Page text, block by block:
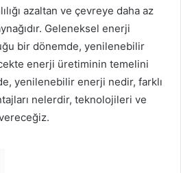
azaltan ve çevreye daha az
Geleneksel enerji
bir dönemde, yenilenebilir
enerji üretiminin temelini
yenilenebilir enerji nedir, farklı
nelerdir, teknolojileri ve